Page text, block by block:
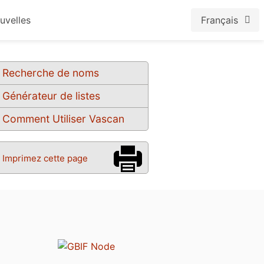
Français
Recherche de noms
Générateur de listes
Comment Utiliser Vascan
Imprimez cette page